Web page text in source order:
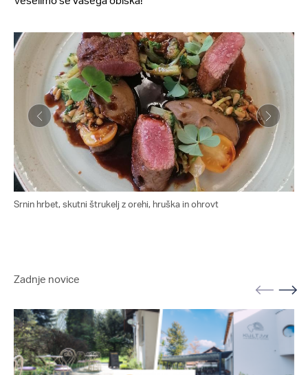
Srnin hrbet, skutni štrukelj z orehi, hruška in ohrovt
Zadnje novice